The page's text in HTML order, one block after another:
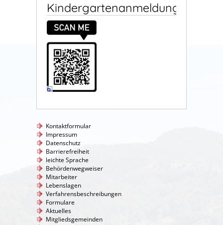
Kindergartenanmeldung
Kontaktformular
Impressum
Datenschutz
Barrierefreiheit
leichte Sprache
Behördenwegweiser
Mitarbeiter
Lebenslagen
Verfahrensbeschreibungen
Formulare
Aktuelles
Mitgliedsgemeinden